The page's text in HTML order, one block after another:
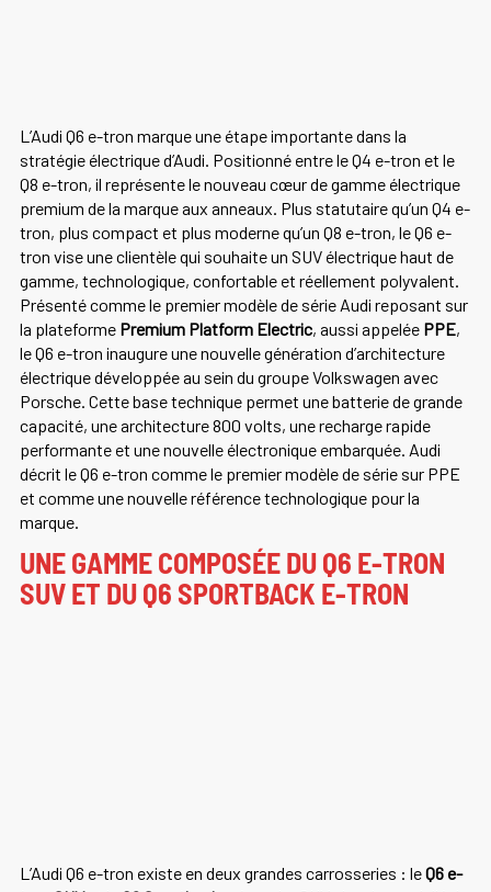
L’Audi Q6 e-tron marque une étape importante dans la
stratégie électrique d’Audi. Positionné entre le Q4 e-tron et le
Q8 e-tron, il représente le nouveau cœur de gamme électrique
premium de la marque aux anneaux. Plus statutaire qu’un Q4 e-
tron, plus compact et plus moderne qu’un Q8 e-tron, le Q6 e-
tron vise une clientèle qui souhaite un SUV électrique haut de
gamme, technologique, confortable et réellement polyvalent.
Présenté comme le premier modèle de série Audi reposant sur
la plateforme Premium Platform Electric, aussi appelée PPE,
le Q6 e-tron inaugure une nouvelle génération d’architecture
électrique développée au sein du groupe Volkswagen avec
Porsche. Cette base technique permet une batterie de grande
capacité, une architecture 800 volts, une recharge rapide
performante et une nouvelle électronique embarquée. Audi
décrit le Q6 e-tron comme le premier modèle de série sur PPE
et comme une nouvelle référence technologique pour la
marque.
UNE GAMME COMPOSÉE DU Q6 E-TRON
SUV ET DU Q6 SPORTBACK E-TRON
L’Audi Q6 e-tron existe en deux grandes carrosseries : leQ6 e-